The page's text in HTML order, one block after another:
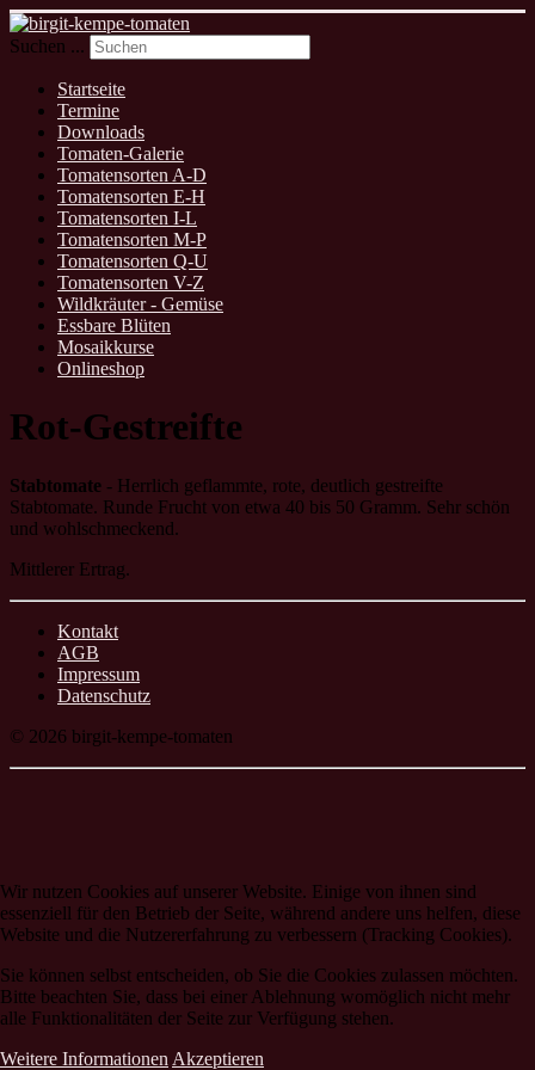
Suchen ...
Startseite
Termine
Downloads
Tomaten-Galerie
Tomatensorten A-D
Tomatensorten E-H
Tomatensorten I-L
Tomatensorten M-P
Tomatensorten Q-U
Tomatensorten V-Z
Wildkräuter - Gemüse
Essbare Blüten
Mosaikkurse
Onlineshop
Rot-Gestreifte
Stabtomate - Herrlich geflammte, rote, deutlich gestreifte
Stabtomate. Runde Frucht von etwa 40 bis 50 Gramm. Sehr schön
und wohlschmeckend.
Mittlerer Ertrag.
Kontakt
AGB
Impressum
Datenschutz
© 2026 birgit-kempe-tomaten
Wir nutzen Cookies auf unserer Website. Einige von ihnen sind
essenziell für den Betrieb der Seite, während andere uns helfen, diese
Website und die Nutzererfahrung zu verbessern (Tracking Cookies).
Sie können selbst entscheiden, ob Sie die Cookies zulassen möchten.
Bitte beachten Sie, dass bei einer Ablehnung womöglich nicht mehr
alle Funktionalitäten der Seite zur Verfügung stehen.
Weitere Informationen Akzeptieren